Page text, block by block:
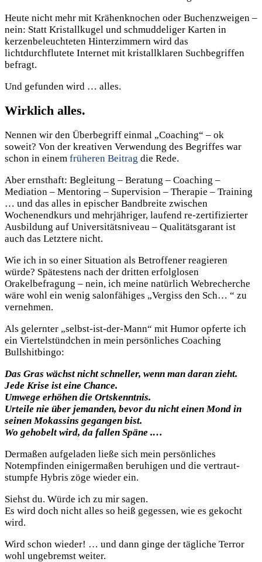
Heute nicht mehr mit Krähenknochen oder Buchenzweigen –
nein: Statt Kristallkugel und schmuddeliger Karten in
kerzenbeleuchteten Hinterzimmern wird das
lichtdurchflutete Internet mit kristallklaren Suchbegriffen
befragt.
Und gefunden wird … alles.
Wirklich alles.
Nennen wir den Überbegriff einmal „Coaching“ – ok
soweit? Von der kreativen Verwendung des Begriffes war
schon in einem früheren Beitrag die Rede.
Aber ernsthaft: Begleitung – Beratung – Coaching –
Mediation – Mentoring – Supervision – Therapie – Training
… und das alles in epischer Bandbreite zwischen
Wochenendkurs und mehrjähriger, laufend re-zertifizierter
Ausbildung auf Universitätsniveau – Qualitätsgarant ist
auch das Letztere nicht.
Wie ich in so einer Situation als Betroffener reagieren
würde? Spätestens nach der dritten erfolglosen
Orakelbefragung – nein, ich meine natürlich Webrecherche
wäre wohl ein wenig salonfähiges „Vergiss den Sch… “ zu
vernehmen.
Als gelernter „selbst-ist-der-Mann“ mit Humor opferte ich
ein Viertelstündchen in mein persönliches Coaching
Bullshitbingo:
Das Gras wächst nicht schneller, wenn man daran zieht.
Jede Krise ist eine Chance.
Umwege erhöhen die Ortskenntnis.
Urteile nie über jemanden, bevor du nicht einen Mond in
seinen Mokassins gegangen bist.
Wo gehobelt wird, da fallen Späne .…
Dermaßen aufgeladen ließe sich mein persönliches
Notempfinden einigermaßen beruhigen und die vertraut-
stumpfe Hybris zöge wieder ein.
Siehst du. Würde ich zu mir sagen.
Es wird doch nicht alles so heiß gegessen, wie es gekocht
wird.
Wird schon wieder! … und dann ginge der tägliche Terror
wohl ungebremst weiter.